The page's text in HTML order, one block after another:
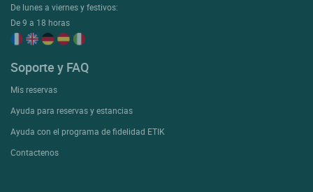
De lunes a viernes y festivos:
De 9 a 18 horas
Soporte y FAQ
Mis reservas
Ayuda para reservas y estancias
Ayuda con el programa de fidelidad ETIK
Contactenos